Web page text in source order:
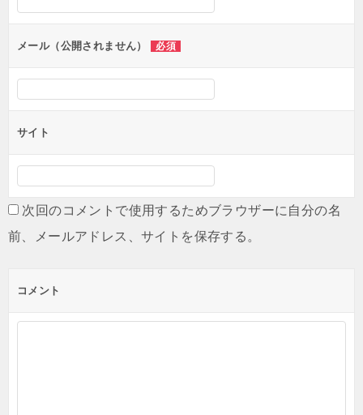
メール（公開されません） 必須
サイト
次回のコメントで使用するためブラウザーに自分の名
前、メールアドレス、サイトを保存する。
コメント